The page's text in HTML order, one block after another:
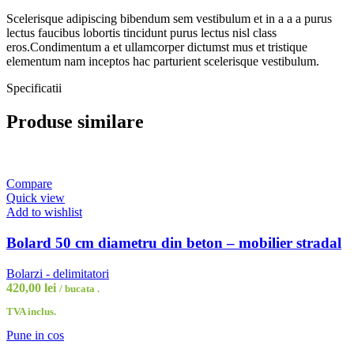
Scelerisque adipiscing bibendum sem vestibulum et in a a a purus
lectus faucibus lobortis tincidunt purus lectus nisl class
eros.Condimentum a et ullamcorper dictumst mus et tristique
elementum nam inceptos hac parturient scelerisque vestibulum.
Specificatii
Produse similare
Compare
Quick view
Add to wishlist
Bolard 50 cm diametru din beton – mobilier stradal
Bolarzi - delimitatori
420,00 lei / bucata .
TVA inclus.
Pune in cos